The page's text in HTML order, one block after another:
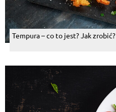
Tempura – co to jest? Jak zrobić?